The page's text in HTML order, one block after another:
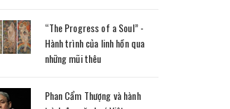
“The Progress of a Soul” -
Hành trình của linh hồn qua
những mũi thêu
Phan Cẩm Thượng và hành